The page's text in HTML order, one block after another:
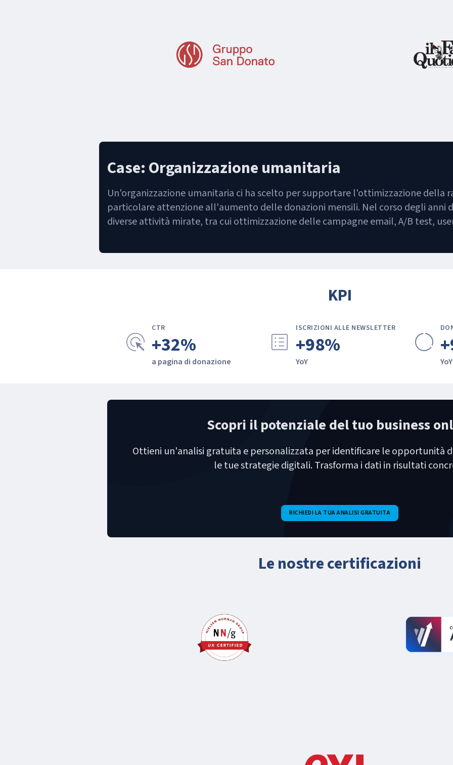
Case: Organizzazione umanitaria
Un'organizzazione umanitaria ci ha scelto per supportare l'ottimizzazione della
particolare attenzione all'aumento delle donazioni mensili. Nel corso degli
diverse attività mirate, tra cui ottimizzazione delle campagne email, A/B test,
KPI
ads_click CTR
+32%
a pagina di donazione
list_alt ISCRIZIONI ALLE NEWSLETTER
+98%
YoY
data_saver_off
YoY
Scopri il potenziale del tuo business
Ottieni un'analisi gratuita e personalizzata per identificare le opportunità
le tue strategie digitali. Trasforma i dati in risultati
RICHIEDI LA TUA ANALISI GRATUITA
Le nostre certificazioni